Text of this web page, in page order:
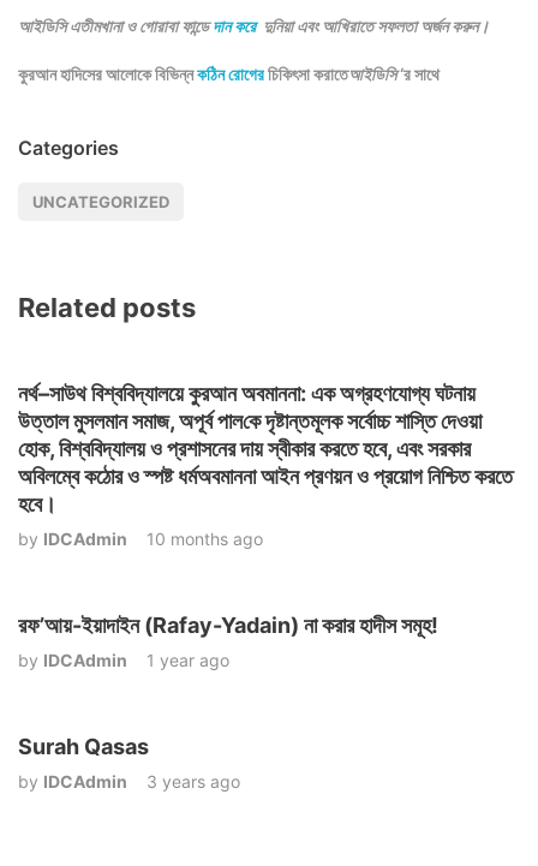
আইডিসি এতীমখানা ও গোরাবা ফান্ডেদান করে দুনিয়া এবং আখিরাতে সফলতা অর্জন করুন।
কুরআন হাদিসের আলোকে বিভিন্নকঠিন রোগেরচিকিৎসা করাতেআইডিসি‘র সাথে
Categories
UNCATEGORIZED
Related posts
নর্থ–সাউথ বিশ্ববিদ্যালয়ে কুরআন অবমাননা: এক অগ্রহণযোগ্য ঘটনায়
উত্তাল মুসলমান সমাজ, অপূর্ব পাল‌কে দৃষ্টান্তমূলক সর্বোচ্চ শাস্তি দেওয়া
হোক, বিশ্ববিদ্যালয় ও প্রশাসনের দায় স্বীকার করতে হবে, এবং সরকার
অবিলম্বে কঠোর ও স্পষ্ট ধর্মঅবমাননা আইন প্রণয়ন ও প্রয়োগ নিশ্চিত করতে
হবে।
by IDCAdmin 10 months ago
রফ’আয়-ইয়াদাইন (Rafay-Yadain) না করার হাদীস সমূহ!
by IDCAdmin 1 year ago
Surah Qasas
by IDCAdmin 3 years ago